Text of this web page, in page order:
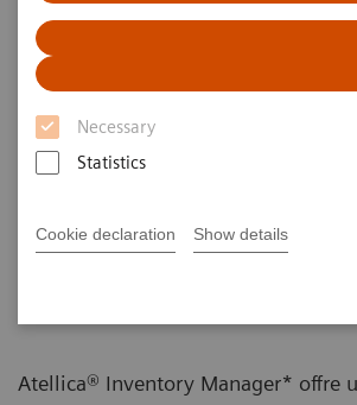
Necessary
Statistics
Cookie declaration Show details
Atellica Inventory
Les bons produits au bon
Les processus manuels de
Atellica® Inventory Manager* offre